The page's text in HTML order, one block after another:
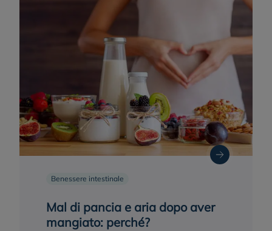
Benessere intestinale
Mal di pancia e aria dopo aver
mangiato: perché?